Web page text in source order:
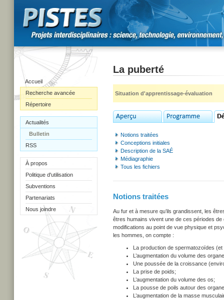
Accueil
Recherche avancée
Répertoire
Actualités
Bulletin
RSS
À propos
Politique d'utilisation
Subventions
Partenariats
Nous joindre
La puberté
Situation d'apprentissage-évaluation
Notions traitées
Conceptions initiales
Description de la SAÉ
Médiagraphie
Tous les fichiers
Notions traitées
Au fur et à mesure qu’ils grandissent, les
êtres humains vivent une de ces périodes
modifications au point de vue physique et
les hommes, on compte :
La production de spermatozoïdes
L’augmentation du volume des
Une poussée de la croissance
La prise de poids;
L’augmentation du volume des os;
La pousse de poils autour des
L’augmentation de la masse